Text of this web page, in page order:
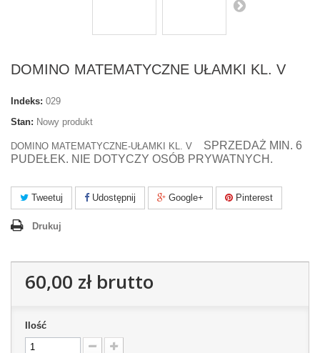
DOMINO MATEMATYCZNE UŁAMKI KL. V
Indeks: 029
Stan: Nowy produkt
DOMINO MATEMATYCZNE-UŁAMKI KL. V SPRZEDAŻ MIN. 6
PUDEŁEK. NIE DOTYCZY OSÓB PRYWATNYCH.
Tweetuj Udostępnij Google+ Pinterest
Drukuj
60,00 złbrutto
Ilość